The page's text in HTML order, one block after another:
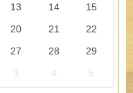
13 14
15
20 21
22
27 28
29
3 4 5